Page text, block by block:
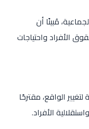
مُبينًا أن
الأفراد واحتياجات
الواقع، مقترحًا
الأفراد.